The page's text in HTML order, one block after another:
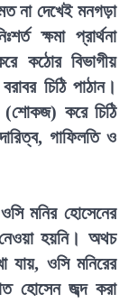
না দেখেই মনগড়া
ক্ষমা প্রার্থনা
কঠোর বিভাগীয়
চিঠি পাঠান।
করে চিঠি
গাফিলতি ও
মনির হোসেনের
হয়নি। অথচ
যায়, ওসি মনিরের
হোসেন জব্দ করা